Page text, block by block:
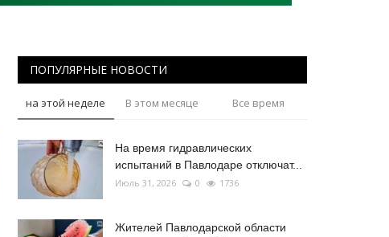
ПОПУЛЯРНЫЕ НОВОСТИ
на этой неделе В этом месяце Все время
На время гидравлических
испытаний в Павлодаре отключат...
Июль 31, 2026 0 1736
Жителей Павлодарской области